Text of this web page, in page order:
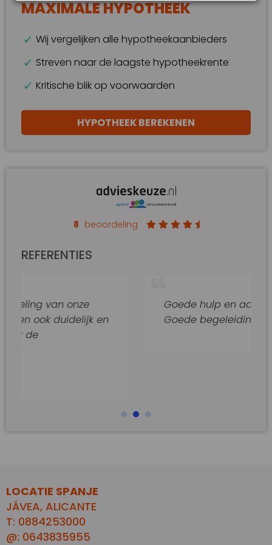
MAXIMALE HYPOTHEEK
Wij vergelijken alle hypotheekaanbieders
Streven naar de laagste hypotheekrente
Kritische blik op voorwaarden
HYPOTHEEK BEREKENEN
8 beoordeling
REFERENTIES
onze
duidelijk en
Goede hulp en adviezen.
Goede begeleiding van dit
LOCATIE SPANJE
JÁVEA, ALICANTE
T: 0884253000
@: 0643835955